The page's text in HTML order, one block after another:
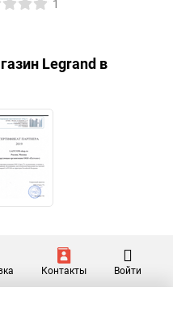
DX3, С6A,
409199
DX3,